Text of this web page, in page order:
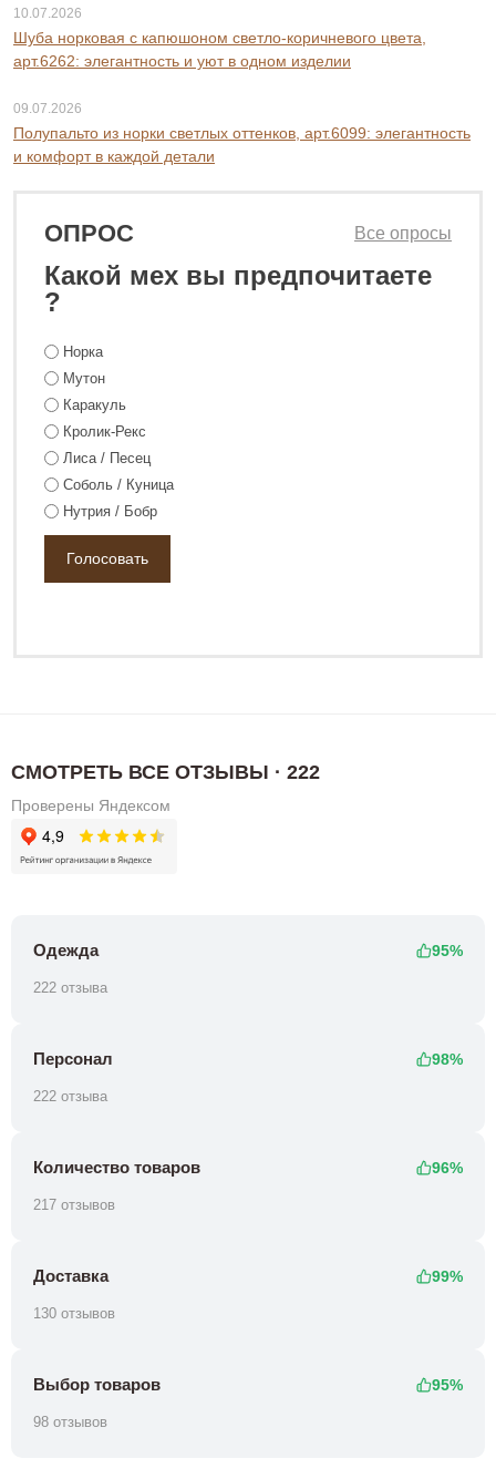
10.07.2026
Шуба норковая с капюшоном светло-коричневого цвета,
арт.6262: элегантность и уют в одном изделии
09.07.2026
Полупальто из норки светлых оттенков, арт.6099: элегантность
и комфорт в каждой детали
ОПРОС
Какой мех вы предпочитаете
?
Все опросы
Норка
Мутон
Каракуль
Кролик-Рекс
Лиса / Песец
Соболь / Куница
Нутрия / Бобр
СМОТРЕТЬ ВСЕ ОТЗЫВЫ · 222
Проверены Яндексом
Одежда 95%
222 отзыва
Персонал 98%
222 отзыва
Количество товаров 96%
217 отзывов
Доставка 99%
130 отзывов
Выбор товаров 95%
98 отзывов